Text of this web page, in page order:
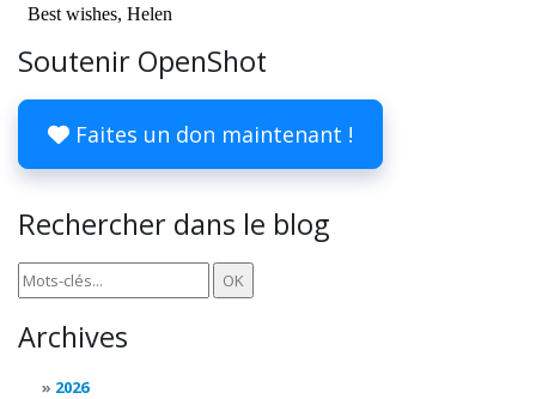
Soutenir OpenShot
Faites un don maintenant !
Rechercher dans le blog
Archives
2026